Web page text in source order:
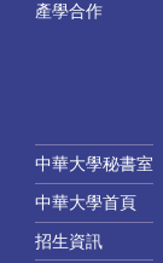
產學合作
中華大學秘書室
中華大學首頁
招生資訊